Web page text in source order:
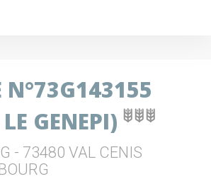
N°73G143155
GENEPI)
- 73480 VAL CENIS